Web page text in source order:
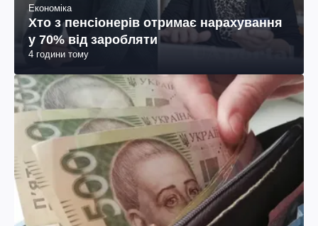
Економіка
Хто з пенсіонерів отримає нарахування
у 70% від заробляти
4 години тому